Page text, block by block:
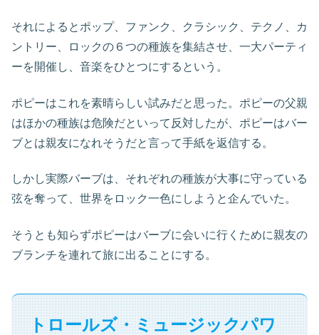
それによるとポップ、ファンク、クラシック、テクノ、カ
ントリー、ロックの６つの種族を集結させ、一大パーティ
ーを開催し、音楽をひとつにするという。
ポピーはこれを素晴らしい試みだと思った。ポピーの父親
はほかの種族は危険だといって反対したが、ポピーはバー
ブとは親友になれそうだと言って手紙を返信する。
しかし実際バーブは、それぞれの種族が大事に守っている
弦を奪って、世界をロック一色にしようと企んでいた。
そうとも知らずポピーはバーブに会いに行くために親友の
ブランチを連れて旅に出ることにする。
トロールズ・ミュージックパワ